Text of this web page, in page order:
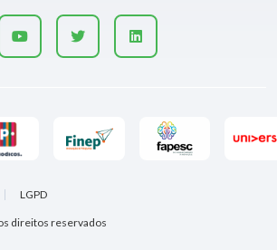
direitos reservados
LGPD